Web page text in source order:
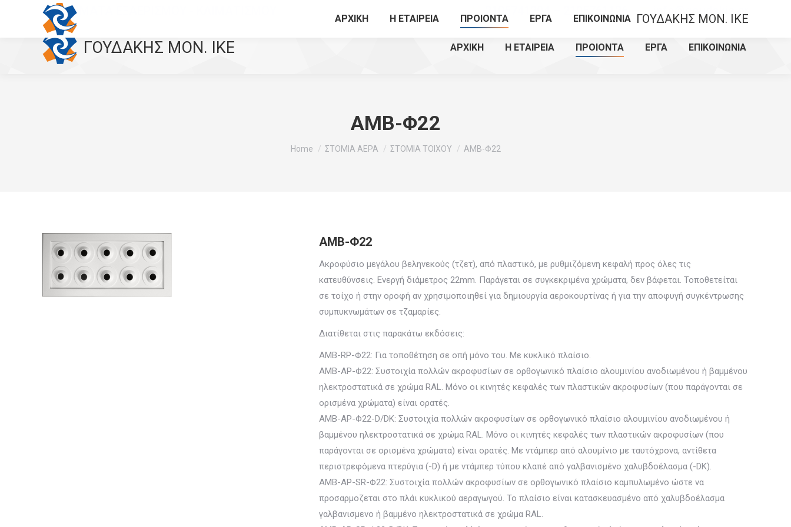
ΣΥΣΤΗΜΑΤΑ ΕΞΑΕΡΙΣΜΟΥ - ΚΛΙΜΑΤΙΣΜΟΥ info@goudakis.gr
ΓΟΥΔΑΚΗΣ MON. IKE ΑΡΧΙΚΗ Η ΕΤΑΙΡΕΙΑ ΠΡΟΙΟΝΤΑ ΕΡΓΑ ΕΠΙΚΟΙΝΩΝΙΑ
AMB-Φ22
You are here:
Home ΣΤΟΜΙΑ ΑΕΡΑ ΣΤΟΜΙΑ ΤΟΙΧΟΥ AMB-Φ22
AMB-Φ22
Ακροφύσιο μεγάλου βεληνεκούς (τζετ), από πλαστικό, με ρυθμιζόμενη κεφαλή προς όλες τις
κατευθύνσεις. Ενεργή διάμετρος 22mm. Παράγεται σε συγκεκριμένα χρώματα, δεν βάφεται. Τοποθετείται
σε τοίχο ή στην οροφή αν χρησιμοποιηθεί για δημιουργία αεροκουρτίνας ή για την αποφυγή συγκέντρωσης
συμπυκνωμάτων σε τζαμαρίες.
Διατίθεται στις παρακάτω εκδόσεις:
AMB-RP-Φ22: Για τοποθέτηση σε οπή μόνο του. Με κυκλικό πλαίσιο.
AMB-AP-Φ22: Συστοιχία πολλών ακροφυσίων σε ορθογωνικό πλαίσιο αλουμινίου ανοδιωμένου ή βαμμένου
ηλεκτροστατικά σε χρώμα RAL. Μόνο οι κινητές κεφαλές των πλαστικών ακροφυσίων (που παράγονται σε
ορισμένα χρώματα) είναι ορατές.
AMB-AP-Φ22-D/DK: Συστοιχία πολλών ακροφυσίων σε ορθογωνικό πλαίσιο αλουμινίου ανοδιωμένου ή
βαμμένου ηλεκτροστατικά σε χρώμα RAL. Μόνο οι κινητές κεφαλές των πλαστικών ακροφυσίων (που
παράγονται σε ορισμένα χρώματα) είναι ορατές. Με ντάμπερ από αλουμίνιο με ταυτόχρονα, αντίθετα
περιστρεφόμενα πτερύγια (-D) ή με ντάμπερ τύπου κλαπέ από γαλβανισμένο χαλυβδοέλασμα (-DK).
AMB-AP-SR-Φ22: Συστοιχία πολλών ακροφυσίων σε ορθογωνικό πλαίσιο καμπυλωμένο ώστε να
προσαρμοζεται στο πλάι κυκλικού αεραγωγού. Το πλαίσιο είναι κατασκευασμένο από χαλυβδοέλασμα
γαλβανισμενο ή βαμμένο ηλεκτροστατικά σε χρώμα RAL.
ΑΡΧΙΚΗ Η ΕΤΑΙΡΕΙΑ ΠΡΟΙΟΝΤΑ ΕΡΓΑ ΕΠΙΚΟΙΝΩΝΙΑ ΓΟΥΔΑΚΗΣ MON. IKE